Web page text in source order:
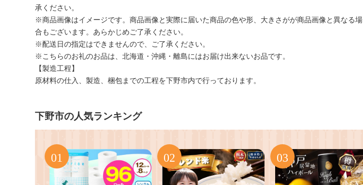
承ください。
※商品画像はイメージです。商品画像と実際に届いた商品の色や形、大きさがが商品画像と異なる場
合もございます。あらかじめご了承ください。
※配送日の指定はできませんので、ご了承ください。
※こちらのお礼のお品は、北海道・沖縄・離島にはお届け出来ないお品です。
【製造工程】
原材料の仕入、製造、梱包までの工程を下野市内で行っております。
下野市の人気ランキング